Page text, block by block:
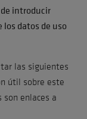
introducir
los datos de uso
las siguientes
útil sobre este
enlaces a